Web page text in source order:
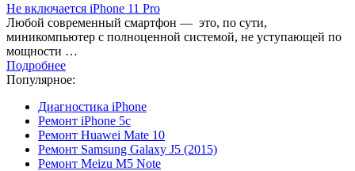
Не включается iPhone 11 Pro
Любой современный смартфон — это, по сути,
миникомпьютер с полноценной системой, не уступающей по
мощности …
Подробнее
Популярное:
Диагностика iPhone
Ремонт iPhone 5с
Ремонт Huawei Mate 10
Ремонт Samsung Galaxy J5 (2015)
Ремонт Meizu M5 Note